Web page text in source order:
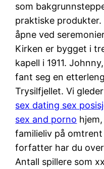
som
praktiske produkter.
åpne ved
Kirken er bygget i
kapell i 1911.
fant seg en
Trysilfjellet. Vi
sex dating sex
sex and porno
familieliv på
forfatter har du
Antall spillere som